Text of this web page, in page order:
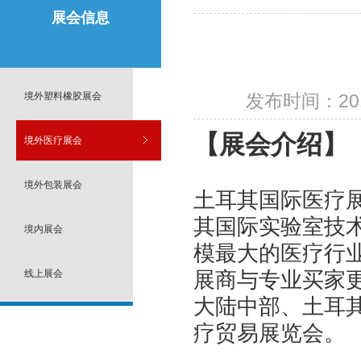
展会信息
境外塑料橡胶展会
境外医疗展会
境外包装展会
境内展会
线上展会
发布时间：
【展会介绍】
土耳其国际医疗
其国际实验室技
模最大的医疗行
展商与专业买家
大陆中部、土耳
疗贸易展览会。